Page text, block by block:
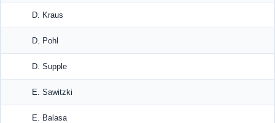
D. Kraus
D. Pohl
D. Supple
E. Sawitzki
E. Balasa